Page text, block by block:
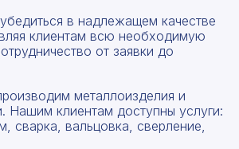
в надлежащем качестве
клиентам всю необходимую
от заявки до
металлоизделия и
Нашим клиентам доступны услуги:
сварка, вальцовка, сверление,